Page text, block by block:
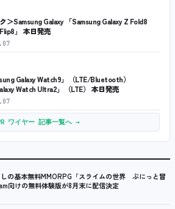
＞Samsung Galaxy 「Samsung Galaxy Z Fold8
」 本日発売
Galaxy Watch9」（LTE/Bluetooth）
Watch Ultra2」（LTE） 本日発売
ワイヤー 記事一覧へ →
の基本無料MMORPG「スライムの世界 ぷにっと冒
向けの無料体験版が8月末に配信決定